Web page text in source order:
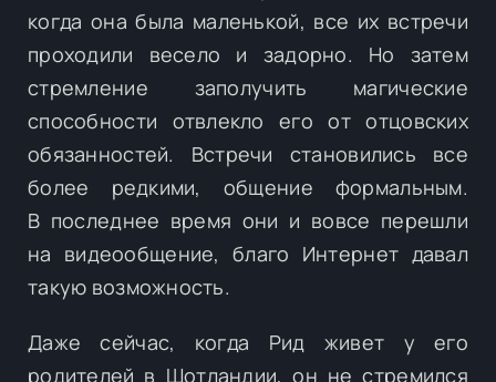
когда она была маленькой, все их встречи
проходили весело и задорно. Но затем
стремление заполучить магические
способности отвлекло его от отцовских
обязанностей. Встречи становились все
более редкими, общение формальным.
В последнее время они и вовсе перешли
на видеообщение, благо Интернет давал
такую возможность.
Даже сейчас, когда Рид живет у его
родителей в Шотландии, он не стремился